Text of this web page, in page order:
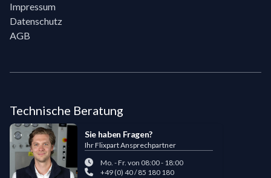
Impressum
Datenschutz
AGB
Technische Beratung
Sie haben Fragen?
Ihr Flixpart Ansprechpartner
Mo. - Fr. von 08:00 - 18:00
+49 (0) 40 / 85 180 180